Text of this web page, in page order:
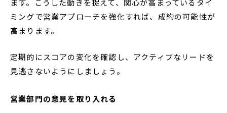
ます。こうした動きを捉えて、関心が高まっているタイ
ミングで営業アプローチを強化すれば、成約の可能性が
高まります。
定期的にスコアの変化を確認し、アクティブなリードを
見逃さないようにしましょう。
営業部門の意見を取り入れる